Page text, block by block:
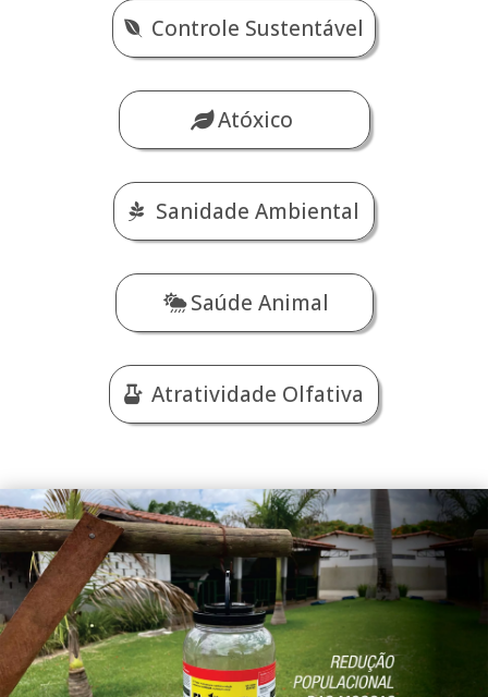
Controle Sustentável
Atóxico
Sanidade Ambiental
Saúde Animal
Atratividade Olfativa